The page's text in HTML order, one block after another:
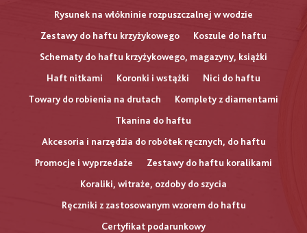
Rysunek na włókninie rozpuszczalnej w wodzie
Zestawy do haftu krzyżykowego
Koszule do haftu
Schematy do haftu krzyżykowego, magazyny, książki
Haft nitkami
Koronki i wstążki
Nici do haftu
Towary do robienia na drutach
Komplety z diamentami
Tkanina do haftu
Akcesoria i narzędzia do robótek ręcznych, do haftu
Promocje i wyprzedaże
Zestawy do haftu koralikami
Koraliki, witraże, ozdoby do szycia
Ręczniki z zastosowanym wzorem do haftu
Certyfikat podarunkowy